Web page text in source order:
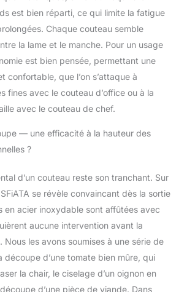
résistance et à haute
rigidité. L'acier
inoxydable carboné
effet contre la rouille, la
corrosion et la
dégénérescence. Les
structures d'abattage
meilleure résistance et
facilement poncé et
très tranchant.
Durabilité à long terme
et épaisseur de lame
Lowl : 58-60 °.
【Conception de la
poignée du couteau】:
chaque courbe et angle
est bien réparti, ce qui limite la fatigue
Chaque couteau semble
la lame et le manche. Pour un usage
est bien pensée, permettant une
confortable, que l’on s’attaque à
fines avec le couteau d’office ou à la
avec le couteau de chef.
— une efficacité à la hauteur des
?
d’un couteau reste son tranchant. Sur
se révèle convaincant dès la sortie
en acier inoxydable sont affûtées avec
aucune intervention avant la
Nous les avons soumises à une série de
découpe d’une tomate bien mûre, qui
la chair, le ciselage d’un oignon en
d’une pièce de viande. Dans